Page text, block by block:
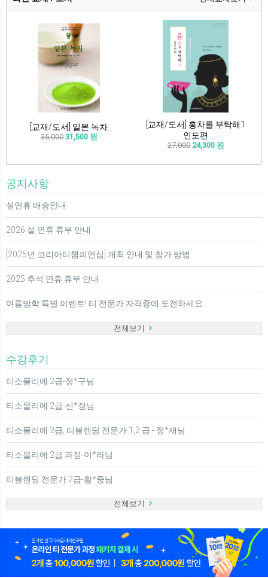
[교재/도서] 일본 녹차
35,00031,500 원
[교재/도서] 홍차를 부탁해1
인도편
27,00024,300 원
공지사항
설연휴 배송안내
2026 설 연휴 휴무 안내
[2025년 코리아티챔피언십] 개최 안내 및 참가 방법
2025 추석 연휴 휴무 안내
여름방학 특별 이벤트! 티 전문가 자격증에 도전하세요
전체보기
수강후기
티소믈리에 2급-정*구님
티소믈리에 2급-신*정님
티소믈리에 2급, 티블렌딩 전문가 1,2 급 - 정*재님
티소믈리에 2급 과정-이*라님
티블렌딩 전문가 2급-황*중님
전체보기